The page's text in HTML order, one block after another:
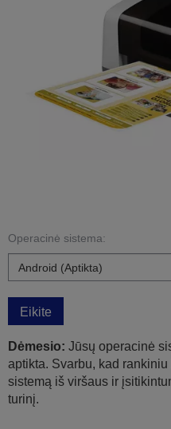
Operacinė sistema:
Eikite
Dėmesio: Jūsų operacinė
aptikta. Svarbu, kad
sistemą iš viršaus ir
turinį.